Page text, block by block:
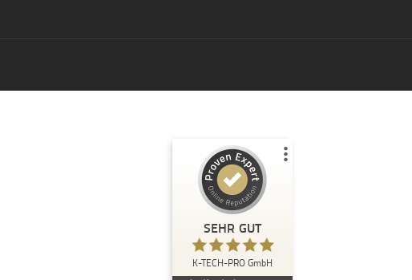
SEHR GUT
K-TECH-PRO GmbH
Kundenbewertungen und Erfahrungen zu
K-TECH-PRO GmbH
Empfehlungen auf
ProvenExpert.com
SEHR GUT
4,96